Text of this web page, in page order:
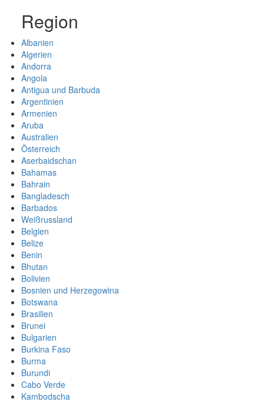
Region
Albanien
Algerien
Andorra
Angola
Antigua und Barbuda
Argentinien
Armenien
Aruba
Australien
Österreich
Aserbaidschan
Bahamas
Bahrain
Bangladesch
Barbados
Weißrussland
Belgien
Belize
Benin
Bhutan
Bolivien
Bosnien und Herzegowina
Botswana
Brasilien
Brunei
Bulgarien
Burkina Faso
Burma
Burundi
Cabo Verde
Kambodscha